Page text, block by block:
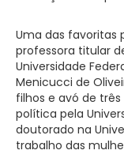
Uma das favoritas
professora titular
Universidade
Menicucci de
filhos e avó de
política pela
doutorado na
trabalho das